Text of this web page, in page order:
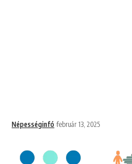
Népességinfó február 13, 2025